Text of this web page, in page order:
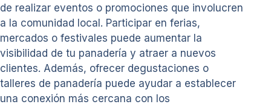
de realizar eventos o promociones que involucren
a la comunidad local. Participar en ferias,
mercados o festivales puede aumentar la
visibilidad de tu panadería y atraer a nuevos
clientes. Además, ofrecer degustaciones o
talleres de panadería puede ayudar a establecer
una conexión más cercana con los